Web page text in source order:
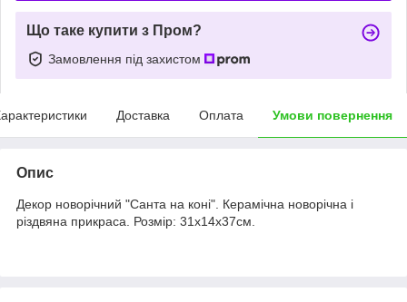
Що таке купити з Пром?
Замовлення під захистом
Доставка Оплата Умови повернення
Опис
Декор новорічний "Санта на коні". Керамічна новорічна і
різдвяна прикраса. Розмір: 31х14х37см.